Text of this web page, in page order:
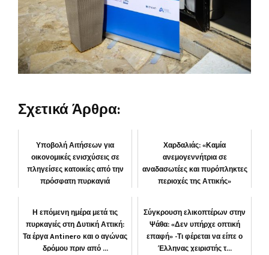
Σχετικά Άρθρα:
Υποβολή Αιτήσεων για
οικονομικές ενισχύσεις σε
πληγείσες κατοικίες από την
πρόσφατη πυρκαγιά
Χαρδαλιάς: «Καμία
ανεμογεννήτρια σε
αναδασωτέες και πυρόπληκτες
περιοχές της Αττικής»
Η επόμενη ημέρα μετά τις
πυρκαγιές στη Δυτική Αττική:
Τα έργα Antinero και ο αγώνας
δρόμου πριν από ...
Σύγκρουση ελικοπτέρων στην
Ψάθα: «Δεν υπήρχε οπτική
επαφή» -Τι φέρεται να είπε ο
Έλληνας χειριστής τ...